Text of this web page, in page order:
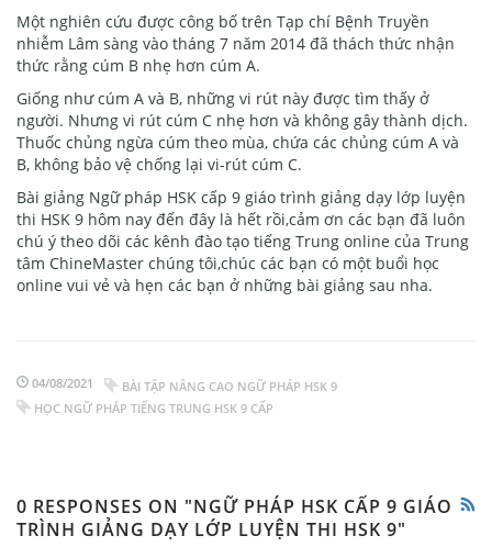
Một nghiên cứu được công bố trên Tạp chí Bệnh Truyền
nhiễm Lâm sàng vào tháng 7 năm 2014 đã thách thức nhận
thức rằng cúm B nhẹ hơn cúm A.
Giống như cúm A và B, những vi rút này được tìm thấy ở
người. Nhưng vi rút cúm C nhẹ hơn và không gây thành dịch.
Thuốc chủng ngừa cúm theo mùa, chứa các chủng cúm A và
B, không bảo vệ chống lại vi-rút cúm C.
Bài giảng Ngữ pháp HSK cấp 9 giáo trình giảng dạy lớp luyện
thi HSK 9 hôm nay đến đây là hết rồi,cảm ơn các bạn đã luôn
chú ý theo dõi các kênh đào tạo tiếng Trung online của Trung
tâm ChineMaster chúng tôi,chúc các bạn có một buổi học
online vui vẻ và hẹn các bạn ở những bài giảng sau nha.
04/08/2021
BÀI TẬP NÂNG CAO NGỮ PHÁP HSK 9
HỌC NGỮ PHÁP TIẾNG TRUNG HSK 9 CẤP
0 RESPONSES ON "NGỮ PHÁP HSK CẤP 9 GIÁO
TRÌNH GIẢNG DẠY LỚP LUYỆN THI HSK 9"